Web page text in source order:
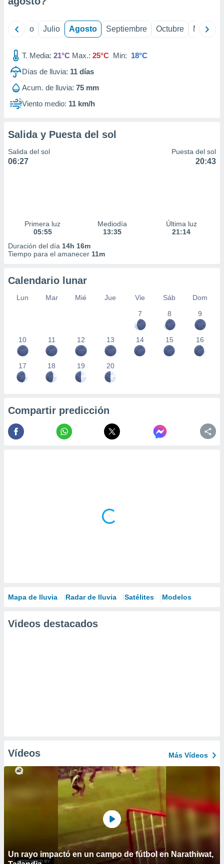
mediante
publicidad
publicidad
1199
Junio Julio Agosto Septiembre Octubre
T. Media: 21°C Max.: 25°C Min: 18°C
Días de lluvia: 11 días
Acum. de lluvia: 75 mm
Viento medio: 11 km/h
Salida y Puesta del sol
Salida del sol
06:27
Puesta del sol
20:43
Primera luz
05:55
Mediodía
13:35
Última luz
21:14
Duración del día 14h 16m
Tiempo para el amanecer 11m
Calendario lunar
Lun Mar Mié Jue Vie Sáb
Dom
7
8 9
10 11 12 13 14 15 16
17 18 19 20
Compartir predicción
Mapa de lluvia Radar de lluvia Satélites Modelos
Videos destacados
Vídeos Más Vídeos
Un rayo impactó en un campo de fútbol en Narathiwat,